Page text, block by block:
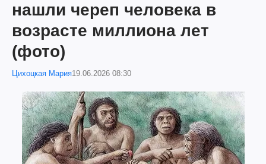
нашли череп человека в
возрасте миллиона лет
(фото)
Цихоцкая Мария19.06.2026 08:30